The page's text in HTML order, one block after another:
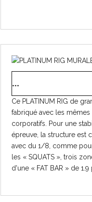
...
Ce PLATINUM RIG de
fabriqué avec les
corporatifs. Pour une
épreuve, la structure est
avec du 1/8, comme
les « SQUATS », trois
d'une « FAT BAR » de